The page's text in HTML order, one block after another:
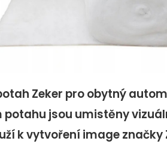
Zeker pro obytný
jsou umistěny
k vytvoření image značky